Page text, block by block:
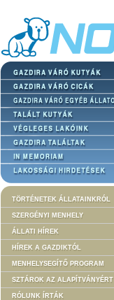
TÖRTÉNETEK ÁLLATAINKRÓL
SZERGÉNYI MENHELY
ÁLLATI HÍREK
HÍREK A GAZDIKTÓL
MENHELYSEGÍTŐ PROGRAM
SZTÁROK AZ ALAPÍTVÁNYÉRT
RÓLUNK ÍRTÁK